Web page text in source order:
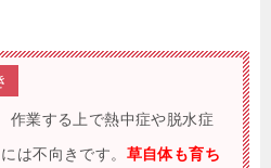
作業する上で熱中症や脱水症
は不向きです。 草自体も育ち